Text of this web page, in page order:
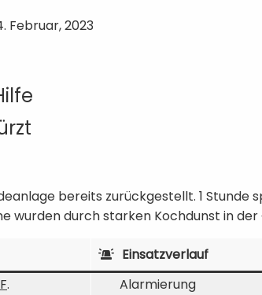
Februar, 2023
bereits zurückgestellt. 1
wurden durch starken Kochdunst in
.
Einsatzverlauf
Alarmierung